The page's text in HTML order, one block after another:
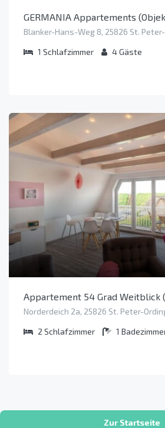
GERMANIA Appartements
Blanker-Hans-Weg 8, 25826 St.
1 Schlafzimmer 4Gäste
Appartement 54 Grad Weitblick
Norderdeich 2a, 25826 St. Peter-
2 Schlafzimmer 1
Zur Startseite